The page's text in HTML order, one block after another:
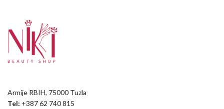
Armije RBIH, 75000 Tuzla
Tel: +387 62 740 815